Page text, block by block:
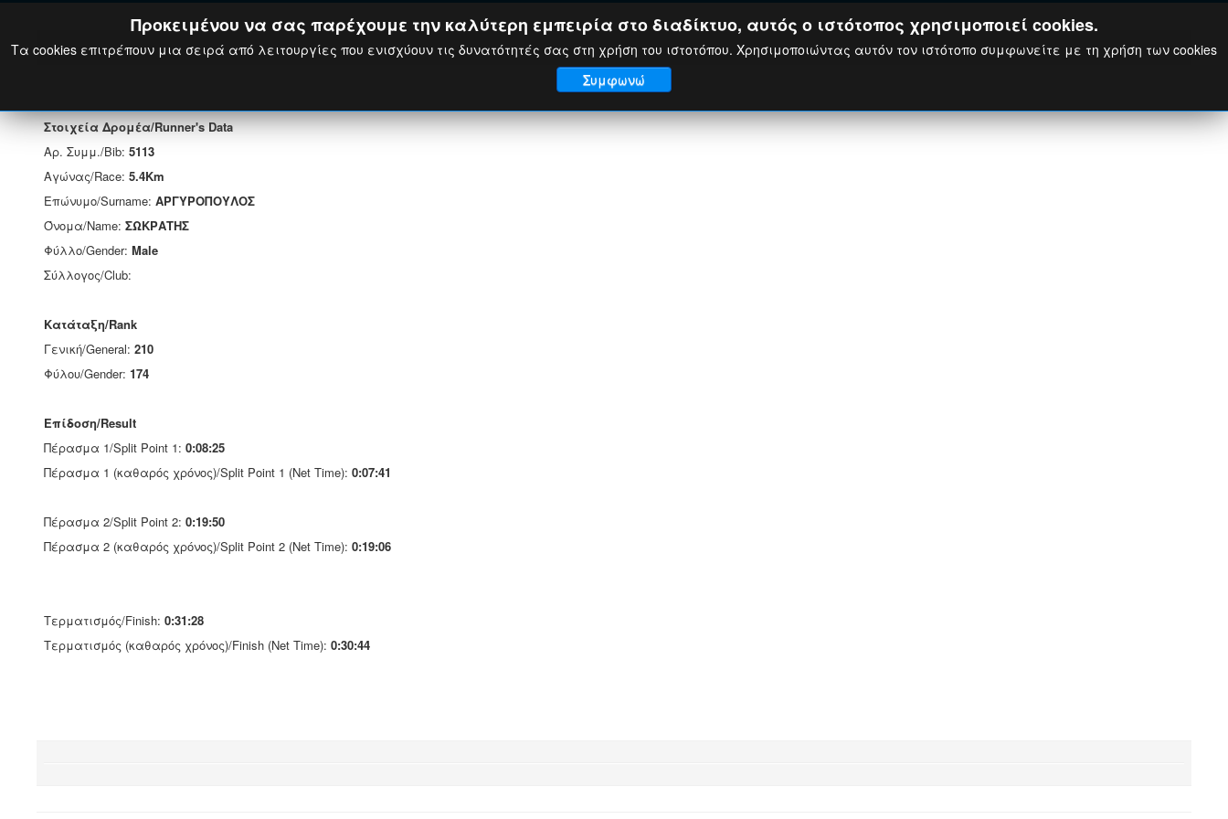
Στοιχεία Δρομέα/Runner's Data
Αρ. Συμμ./Bib: 5113
Αγώνας/Race: 5.4Km
Επώνυμο/Surname: ΑΡΓΥΡΟΠΟΥΛΟΣ
Όνομα/Name: ΣΩΚΡΑΤΗΣ
Φύλλο/Gender: Male
Σύλλογος/Club:
Κατάταξη/Rank
Γενική/General: 210
Φύλου/Gender: 174
Επίδοση/Result
Πέρασμα 1/Split Point 1: 0:08:25
Πέρασμα 1 (καθαρός χρόνος)/Split Point 1 (Net Time): 0:07:41
Πέρασμα 2/Split Point 2: 0:19:50
Πέρασμα 2 (καθαρός χρόνος)/Split Point 2 (Net Time): 0:19:06
Τερματισμός/Finish: 0:31:28
Τερματισμός (καθαρός χρόνος)/Finish (Net Time): 0:30:44
Προκειμένου να σας παρέχουμε την καλύτερη εμπειρία στο διαδίκτυο, αυτός ο ιστότοπος χρησιμοποιεί cookies.
Τα cookies επιτρέπουν μια σειρά από λειτουργίες που ενισχύουν τις δυνατότητές σας στη χρήση του ιστοτόπου. Χρησιμοποιώντας αυτόν τον ιστότοπο συμφωνείτε με τη χρήση των cookies
Συμφωνώ